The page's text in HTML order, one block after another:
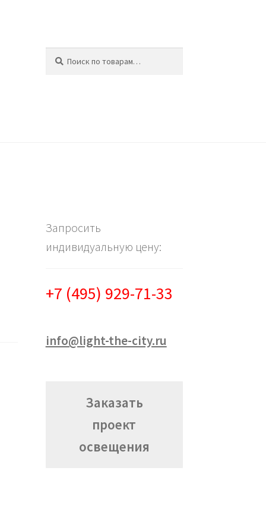
Запросить
индивидуальную цену:
+7 (495) 929-71-33
info@light-the-city.ru
Заказать
проект
освещения